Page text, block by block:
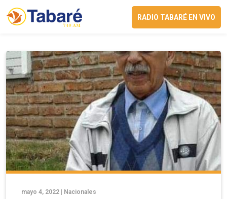
RADIO TABARÉ EN VIVO
mayo 4, 2022 | Nacionales